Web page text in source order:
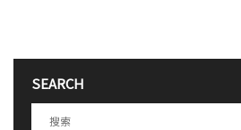
SEARCH